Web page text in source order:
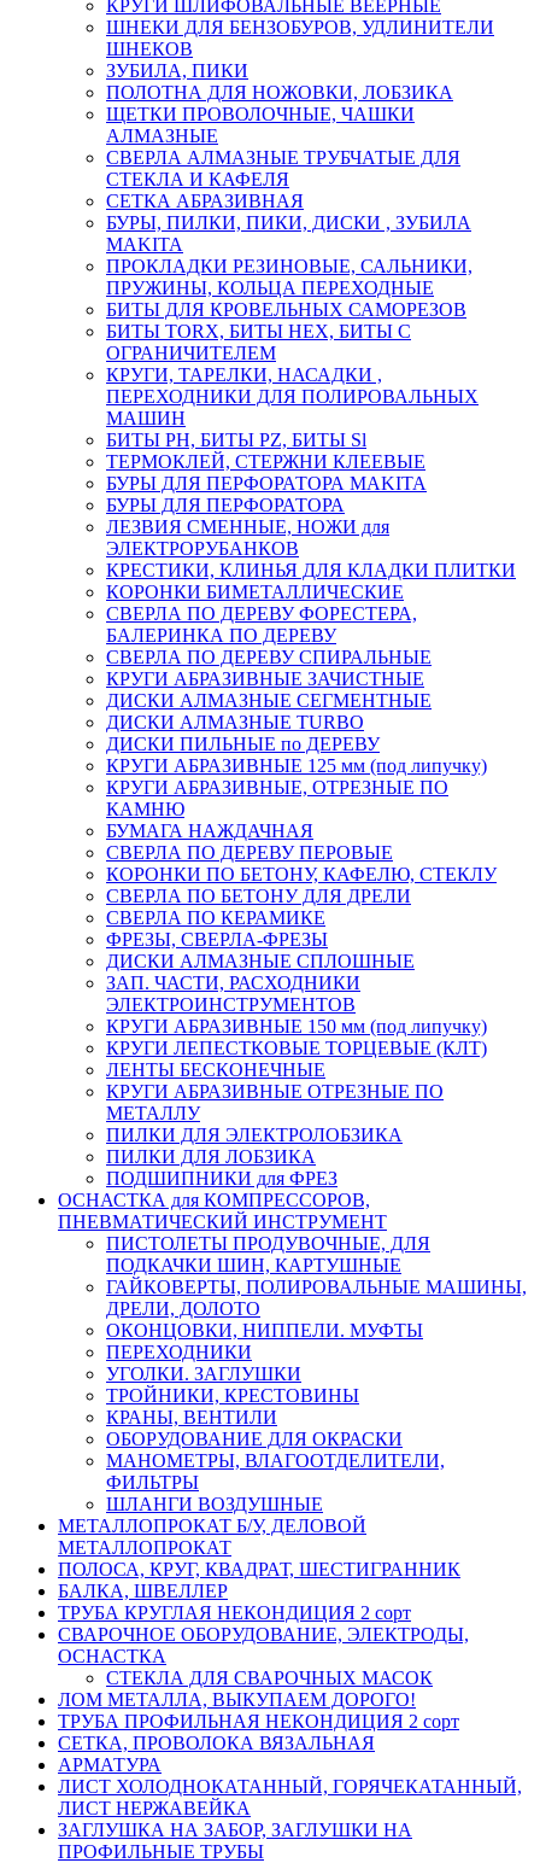
КРУГИ ШЛИФОВАЛЬНЫЕ ВЕЕРНЫЕ
ШНЕКИ ДЛЯ БЕНЗОБУРОВ, УДЛИНИТЕЛИ
ШНЕКОВ
ЗУБИЛА, ПИКИ
ПОЛОТНА ДЛЯ НОЖОВКИ, ЛОБЗИКА
ЩЕТКИ ПРОВОЛОЧНЫЕ, ЧАШКИ
АЛМАЗНЫЕ
СВЕРЛА АЛМАЗНЫЕ ТРУБЧАТЫЕ ДЛЯ
СТЕКЛА И КАФЕЛЯ
СЕТКА АБРАЗИВНАЯ
БУРЫ, ПИЛКИ, ПИКИ, ДИСКИ , ЗУБИЛА
MAKITA
ПРОКЛАДКИ РЕЗИНОВЫЕ, САЛЬНИКИ,
ПРУЖИНЫ, КОЛЬЦА ПЕРЕХОДНЫЕ
БИТЫ ДЛЯ КРОВЕЛЬНЫХ САМОРЕЗОВ
БИТЫ TORX, БИТЫ НЕХ, БИТЫ С
ОГРАНИЧИТЕЛЕМ
КРУГИ, ТАРЕЛКИ, НАСАДКИ ,
ПЕРЕХОДНИКИ ДЛЯ ПОЛИРОВАЛЬНЫХ
МАШИН
БИТЫ PH, БИТЫ PZ, БИТЫ Sl
ТЕРМОКЛЕЙ, СТЕРЖНИ КЛЕЕВЫЕ
БУРЫ ДЛЯ ПЕРФОРАТОРА MAKITA
БУРЫ ДЛЯ ПЕРФОРАТОРА
ЛЕЗВИЯ СМЕННЫЕ, НОЖИ для
ЭЛЕКТРОРУБАНКОВ
КРЕСТИКИ, КЛИНЬЯ ДЛЯ КЛАДКИ ПЛИТКИ
КОРОНКИ БИМЕТАЛЛИЧЕСКИЕ
СВЕРЛА ПО ДЕРЕВУ ФОРЕСТЕРА,
БАЛЕРИНКА ПО ДЕРЕВУ
СВЕРЛА ПО ДЕРЕВУ СПИРАЛЬНЫЕ
КРУГИ АБРАЗИВНЫЕ ЗАЧИСТНЫЕ
ДИСКИ АЛМАЗНЫЕ СЕГМЕНТНЫЕ
ДИСКИ АЛМАЗНЫЕ TURBO
ДИСКИ ПИЛЬНЫЕ по ДЕРЕВУ
КРУГИ АБРАЗИВНЫЕ 125 мм (под липучку)
КРУГИ АБРАЗИВНЫЕ, ОТРЕЗНЫЕ ПО
КАМНЮ
БУМАГА НАЖДАЧНАЯ
СВЕРЛА ПО ДЕРЕВУ ПЕРОВЫЕ
КОРОНКИ ПО БЕТОНУ, КАФЕЛЮ, СТЕКЛУ
СВЕРЛА ПО БЕТОНУ ДЛЯ ДРЕЛИ
СВЕРЛА ПО КЕРАМИКЕ
ФРЕЗЫ, СВЕРЛА-ФРЕЗЫ
ДИСКИ АЛМАЗНЫЕ СПЛОШНЫЕ
ЗАП. ЧАСТИ, РАСХОДНИКИ
ЭЛЕКТРОИНСТРУМЕНТОВ
КРУГИ АБРАЗИВНЫЕ 150 мм (под липучку)
КРУГИ ЛЕПЕСТКОВЫЕ ТОРЦЕВЫЕ (КЛТ)
ЛЕНТЫ БЕСКОНЕЧНЫЕ
КРУГИ АБРАЗИВНЫЕ ОТРЕЗНЫЕ ПО
МЕТАЛЛУ
ПИЛКИ ДЛЯ ЭЛЕКТРОЛОБЗИКА
ПИЛКИ ДЛЯ ЛОБЗИКА
ПОДШИПНИКИ для ФРЕЗ
ОСНАСТКА для КОМПРЕССОРОВ,
ПНЕВМАТИЧЕСКИЙ ИНСТРУМЕНТ
ПИСТОЛЕТЫ ПРОДУВОЧНЫЕ, ДЛЯ
ПОДКАЧКИ ШИН, КАРТУШНЫЕ
ГАЙКОВЕРТЫ, ПОЛИРОВАЛЬНЫЕ МАШИНЫ,
ДРЕЛИ, ДОЛОТО
ОКОНЦОВКИ, НИППЕЛИ. МУФТЫ
ПЕРЕХОДНИКИ
УГОЛКИ. ЗАГЛУШКИ
ТРОЙНИКИ, КРЕСТОВИНЫ
КРАНЫ, ВЕНТИЛИ
ОБОРУДОВАНИЕ ДЛЯ ОКРАСКИ
МАНОМЕТРЫ, ВЛАГООТДЕЛИТЕЛИ,
ФИЛЬТРЫ
ШЛАНГИ ВОЗДУШНЫЕ
МЕТАЛЛОПРОКАТ Б/У, ДЕЛОВОЙ
МЕТАЛЛОПРОКАТ
ПОЛОСА, КРУГ, КВАДРАТ, ШЕСТИГРАННИК
БАЛКА, ШВЕЛЛЕР
ТРУБА КРУГЛАЯ НЕКОНДИЦИЯ 2 сорт
СВАРОЧНОЕ ОБОРУДОВАНИЕ, ЭЛЕКТРОДЫ,
ОСНАСТКА
СТЕКЛА ДЛЯ СВАРОЧНЫХ МАСОК
ЛОМ МЕТАЛЛА, ВЫКУПАЕМ ДОРОГО!
ТРУБА ПРОФИЛЬНАЯ НЕКОНДИЦИЯ 2 сорт
СЕТКА, ПРОВОЛОКА ВЯЗАЛЬНАЯ
АРМАТУРА
ЛИСТ ХОЛОДНОКАТАННЫЙ, ГОРЯЧЕКАТАННЫЙ,
ЛИСТ НЕРЖАВЕЙКА
ЗАГЛУШКА НА ЗАБОР, ЗАГЛУШКИ НА
ПРОФИЛЬНЫЕ ТРУБЫ